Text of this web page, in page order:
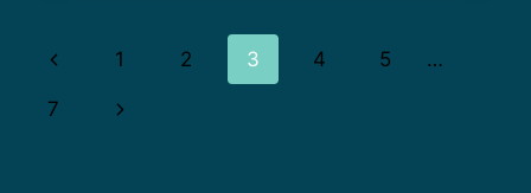
SA
TERRASSE
Navigation
de
Page
précédente
1 2 3 4 5 …
7
Page